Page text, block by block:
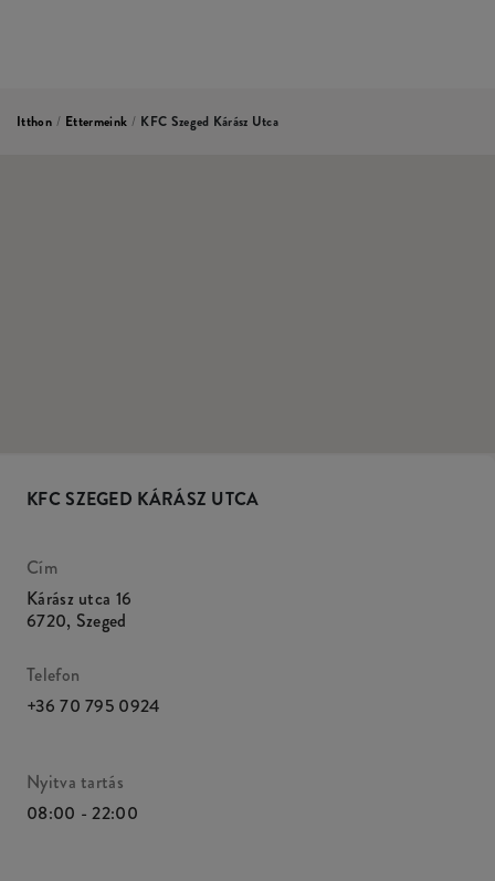
Itthon / Ettermeink / KFC Szeged Kárász Utca
KFC SZEGED KÁRÁSZ UTCA
Cím
Kárász utca 16
6720, Szeged
Telefon
+36 70 795 0924
Nyitva tartás
08:00 - 22:00